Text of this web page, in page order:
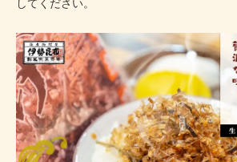
してください。